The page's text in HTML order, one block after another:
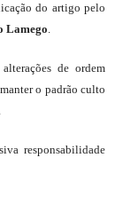
do artigo pelo
Lamego.
de ordem
o padrão culto
responsabilidade